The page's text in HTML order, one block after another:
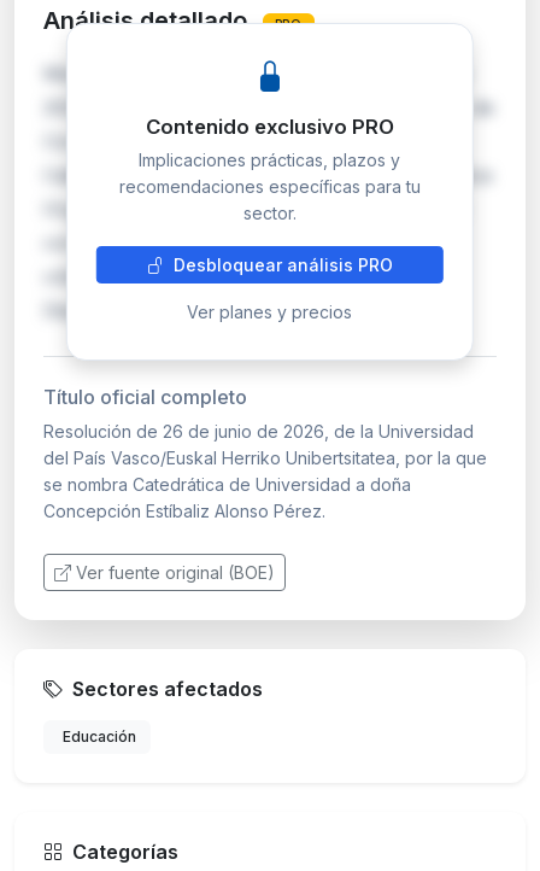
Análisis detallado PRO
Mediante resolución rectoral de 26 de junio de
2026, la UPV/EHU formaliza el nombramiento de
Concepción Estíbaliz Alonso Pérez como
Catedrática de Universidad en el área de Química
Orgánica, tras superar el concurso de acceso
convocado en marzo de 2026. La plaza, con
código CUC8/1-D00040-8, queda adscrita al
Departamen…
Contenido exclusivo PRO
Implicaciones prácticas, plazos y
recomendaciones específicas para tu
sector.
Desbloquear análisis PRO
Ver planes y precios
Título oficial completo
Resolución de 26 de junio de 2026, de la Universidad
del País Vasco/Euskal Herriko Unibertsitatea, por la que
se nombra Catedrática de Universidad a doña
Concepción Estíbaliz Alonso Pérez.
Ver fuente original (BOE)
Sectores afectados
Educación
Categorías